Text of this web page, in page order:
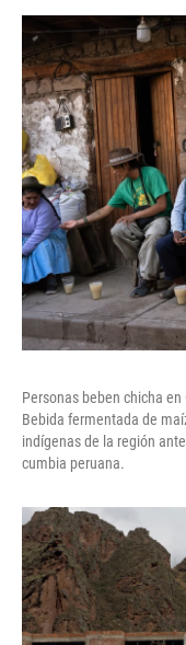
Personas beben chicha
Bebida fermentada de
indígenas de la región
cumbia peruana.